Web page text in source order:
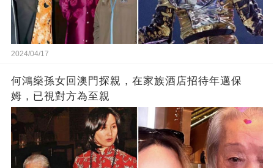
2024/04/17
何鴻燊孫女回澳門探親，在家族酒店招待年邁保
姆，已視對方為至親